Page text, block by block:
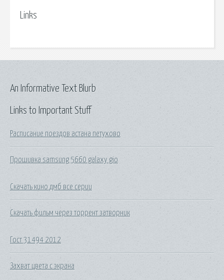
Links
Links to Important Stuff
Расписание поездов астана петухово
Прошивка samsung 5660 galaxy gio
Скачать кино дмб все серии
Скачать фильм через торрент затворник
Гост 31494 2012
Захват цвета с экрана
An Informative Text Blurb